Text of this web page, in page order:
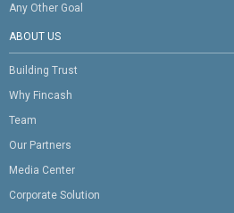
Any Other Goal
ABOUT US
Building Trust
Why Fincash
Team
Our Partners
Media Center
Corporate Solution